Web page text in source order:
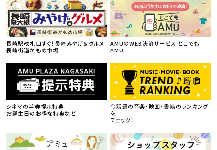
長崎駅改札口すぐ！長崎みやげ＆グルメ
長崎街道かもめ市場
AMUのWEB決済サービス どこでも
AMU
シネマの半券提示特典
お誕生日のお得な特典など
今話題の音楽・映画・書籍のランキング
を
チェック！